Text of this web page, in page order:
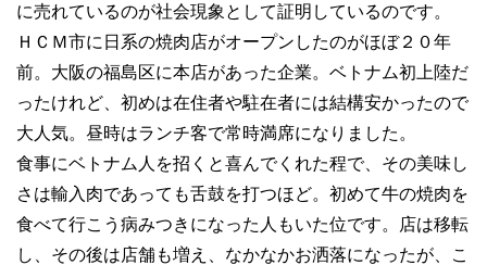
に売れているのが社会現象として証明しているのです。
ＨＣＭ市に日系の焼肉店がオープンしたのがほぼ２０年
前。大阪の福島区に本店があった企業。ベトナム初上陸だ
ったけれど、初めは在住者や駐在者には結構安かったので
大人気。昼時はランチ客で常時満席になりました。
食事にベトナム人を招くと喜んでくれた程で、その美味し
さは輸入肉であっても舌鼓を打つほど。初めて牛の焼肉を
食べて行こう病みつきになった人もいた位です。店は移転
し、その後は店舗も増え、なかなかお洒落になったが、こ